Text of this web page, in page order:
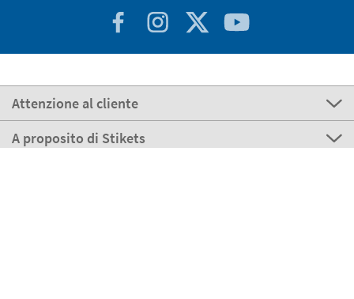
Attenzione al cliente
A proposito di Stikets